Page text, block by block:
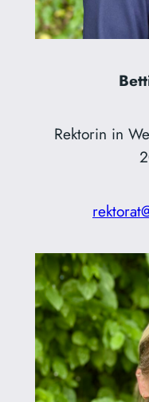
Rektorin in